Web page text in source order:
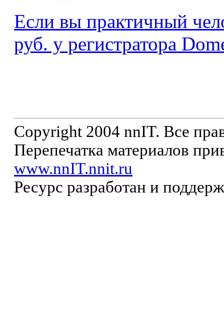
Если вы практичный
руб. у регистратора
Copyright 2004 nnIT. Все
Перепечатка материалов
www.nnIT.nnit.ru
Ресурс разработан и